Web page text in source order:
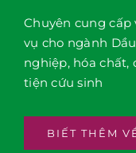
Chuyên cung
vụ cho ngành
nghiệp, hóa chất,
tiện cứu sinh
BIẾT THÊM